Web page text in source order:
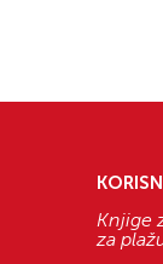
Knjige
za